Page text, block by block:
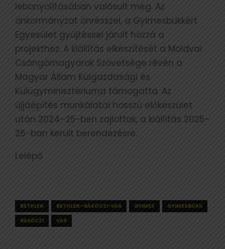
lebonyolításában valósult meg. Az
önkormányzat önrésszel, a Gyimesbükkért
Egyesület gyűjtéssel járult hozzá a
projekthez. A kiállítás elkészítését a Moldvai
Csángómagyarok Szövetsége révén a
Magyar Állam Külgazdasági és
Külügyminisztériuma támogatta. Az
újjáépítés munkálatai hosszú előkészület
után 2024–25-ben zajlottak, a kiállítás 2025–
26-ban került berendezésre.
Lelépő
BETHLEN BETHLEN–RÁKÓCZI-VÁR GYIMES
GYIMESBÜKK
RÁKŐCZI
VÁR